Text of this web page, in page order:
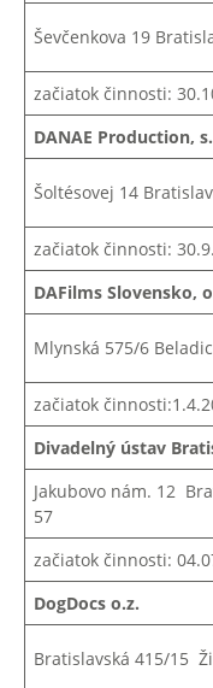
Ševčenkova 19
začiatok činnosti:
DANAE Production,
Šoltésovej 14
začiatok činnosti:
DAFilms Slovensko,
Mlynská 575/6
začiatok
Divadelný ústav
Jakubovo nám. 12
57
začiatok činnosti:
DogDocs o.z.
Bratislavská 415/15